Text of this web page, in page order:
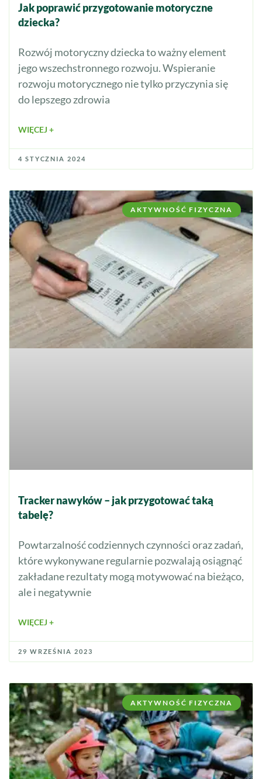
Jak poprawić przygotowanie motoryczne
dziecka?
Rozwój motoryczny dziecka to ważny element
jego wszechstronnego rozwoju. Wspieranie
rozwoju motorycznego nie tylko przyczynia się
do lepszego zdrowia
WIĘCEJ +
4 STYCZNIA 2024
AKTYWNOŚĆ FIZYCZNA
Tracker nawyków – jak przygotować taką
tabelę?
Powtarzalność codziennych czynności oraz zadań,
które wykonywane regularnie pozwalają osiągnąć
zakładane rezultaty mogą motywować na bieżąco,
ale i negatywnie
WIĘCEJ +
29 WRZEŚNIA 2023
AKTYWNOŚĆ FIZYCZNA